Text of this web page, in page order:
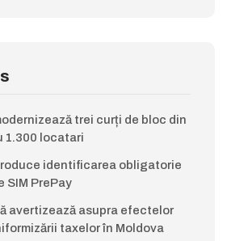
trei curți de bloc din
1.300 locatari
identificarea obligatorie
SIM PrePay
avertizează asupra efectelor
taxelor în Moldova